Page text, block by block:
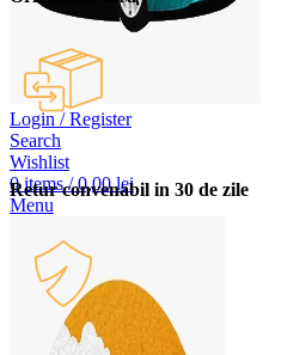
Login / Register
Search
Wishlist
0items / 0,00lei
Menu
Retur convenabil in 30 de zile